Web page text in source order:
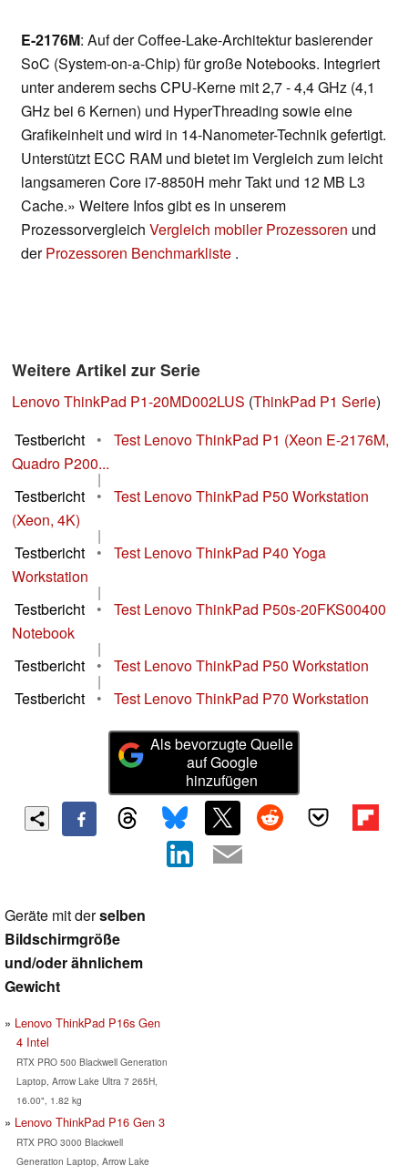
E-2176M: Auf der Coffee-Lake-Architektur basierender
SoC (System-on-a-Chip) für große Notebooks. Integriert
unter anderem sechs CPU-Kerne mit 2,7 - 4,4 GHz (4,1
GHz bei 6 Kernen) und HyperThreading sowie eine
Grafikeinheit und wird in 14-Nanometer-Technik gefertigt.
Unterstützt ECC RAM und bietet im Vergleich zum leicht
langsameren Core i7-8850H mehr Takt und 12 MB L3
Cache.» Weitere Infos gibt es in unserem
Prozessorvergleich Vergleich mobiler Prozessoren und
derProzessoren Benchmarkliste .
Weitere Artikel zur Serie
Lenovo ThinkPad P1-20MD002LUS (ThinkPad P1 Serie)
Testbericht
•
Test Lenovo ThinkPad P1 (Xeon E-2176M,
Quadro P200...
|
Testbericht
•
Test Lenovo ThinkPad P50 Workstation
(Xeon, 4K)
|
Testbericht
•
Test Lenovo ThinkPad P40 Yoga
Workstation
|
Testbericht
•
Test Lenovo ThinkPad P50s-20FKS00400
Notebook
|
Testbericht
• Test Lenovo ThinkPad P50 Workstation
|
Testbericht
• Test Lenovo ThinkPad P70 Workstation
Als bevorzugte Quelle
auf Google
hinzufügen
Geräte mit derselben
Bildschirmgröße
und/oder ähnlichem
Gewicht
Lenovo ThinkPad P16s Gen
4 Intel
RTX PRO 500 Blackwell Generation
Laptop, Arrow Lake Ultra 7 265H,
16.00", 1.82 kg
Lenovo ThinkPad P16 Gen 3
RTX PRO 3000 Blackwell
Generation Laptop, Arrow Lake